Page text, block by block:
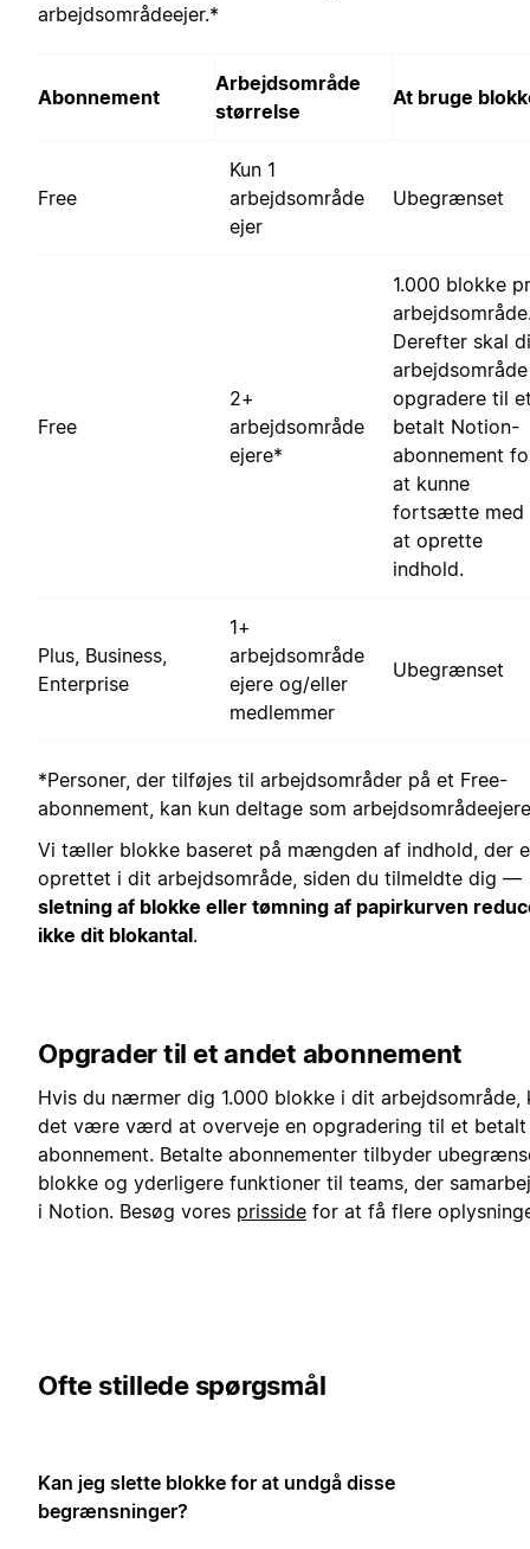
arbejdsområdeejer.*
Abonnement
Arbejdsområde
størrelse
At bruge
Free
Kun 1
arbejdsområde
ejer
Ubegrænset
Free
2+
arbejdsområde
ejere*
1.000 blokke
Derefter skal
arbejdsområde
opgradere til
betalt Notion-
abonnement
at kunne
fortsætte med
at oprette
indhold.
Plus, Business,
Enterprise
1+
arbejdsområde
ejere og/eller
medlemmer
Ubegrænset
*Personer, der tilføjes til arbejdsområder på et Free-
abonnement, kan kun deltage som
Vi tæller blokke baseret på mængden af indhold, der
oprettet i dit arbejdsområde, siden du tilmeldte dig —
sletning af blokke eller tømning af papirkurven
ikke dit blokantal.
Opgrader til et andet abonnement
Hvis du nærmer dig 1.000 blokke i dit arbejdsområde,
det være værd at overveje en opgradering til et betalt
abonnement. Betalte abonnementer tilbyder
blokke og yderligere funktioner til teams, der
i Notion. Besøg vores prisside for at få flere
Ofte stillede spørgsmål
Kan jeg slette blokke for at undgå disse
begrænsninger?